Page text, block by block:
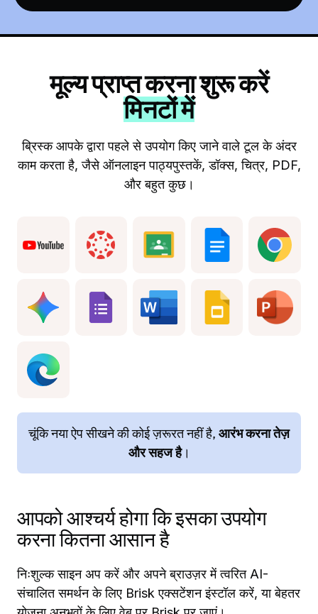
मूल्य प्राप्त करना शुरू करें
मिनटों में
ब्रिस्क आपके द्वारा पहले से उपयोग किए जाने वाले टूल के अंदर
काम करता है, जैसे ऑनलाइन पाठ्यपुस्तकें, डॉक्स, चित्र, PDF,
और बहुत कुछ।
चूंकि नया ऐप सीखने की कोई ज़रूरत नहीं है, आरंभ करना तेज़
और सहज है।
आपको आश्चर्य होगा कि इसका उपयोग
करना कितना आसान है
निःशुल्क साइन अप करें और अपने ब्राउज़र में त्वरित AI-
संचालित समर्थन के लिए Brisk एक्सटेंशन इंस्टॉल करें, या बेहतर